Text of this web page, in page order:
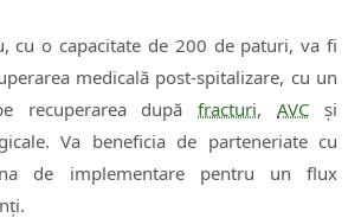
cu o capacitate de 200 de paturi, va fi
medicală post-spitalizare, cu un
recuperarea dupăfracturi,AVC și
Va beneficia de parteneriate cu
de implementare pentru un flux